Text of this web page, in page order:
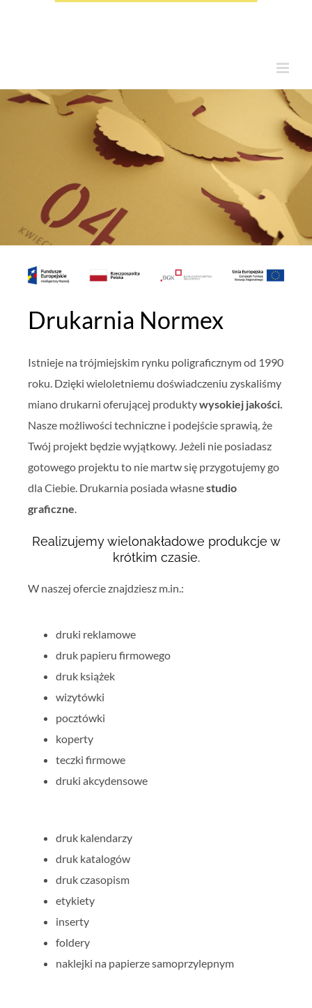
Drukarnia Normex
Istnieje na trójmiejskim rynku poligraficznym od 1990
roku. Dzięki wieloletniemu doświadczeniu zyskaliśmy
miano drukarni oferującej produktywysokiej jakości.
Nasze możliwości techniczne i podejście sprawią, że
Twój projekt będzie wyjątkowy. Jeżeli nie posiadasz
gotowego projektu to nie martw się przygotujemy go
dla Ciebie. Drukarnia posiada własnestudio
graficzne
Realizujemy wielonakładowe produkcje w
krótkim czasie.
W naszej ofercie znajdziesz m.in.:
druki reklamowe
druk papieru firmowego
druk książek
wizytówki
pocztówki
koperty
teczki firmowe
druki akcydensowe
druk kalendarzy
druk katalogów
druk czasopism
etykiety
inserty
foldery
naklejki na papierze samoprzylepnym